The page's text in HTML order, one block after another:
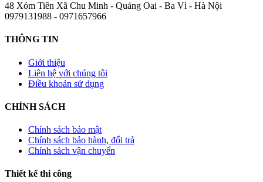
48 Xóm Tiên Xã Chu Minh - Quảng Oai - Ba Vì - Hà Nội
0979131988 - 0971657966
THÔNG TIN
Giới thiệu
Liên hệ với chúng tôi
Điều khoản sử dụng
CHÍNH SÁCH
Chính sách bảo mật
Chính sách bảo hành, đổi trả
Chính sách vận chuyển
Thiết kế thi công